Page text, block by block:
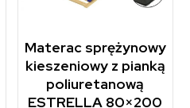
Materac sprężynowy
kieszeniowy z pianką
poliuretanową
ESTRELLA 80×200